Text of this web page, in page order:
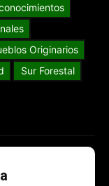
Originarios
Sur Forestal